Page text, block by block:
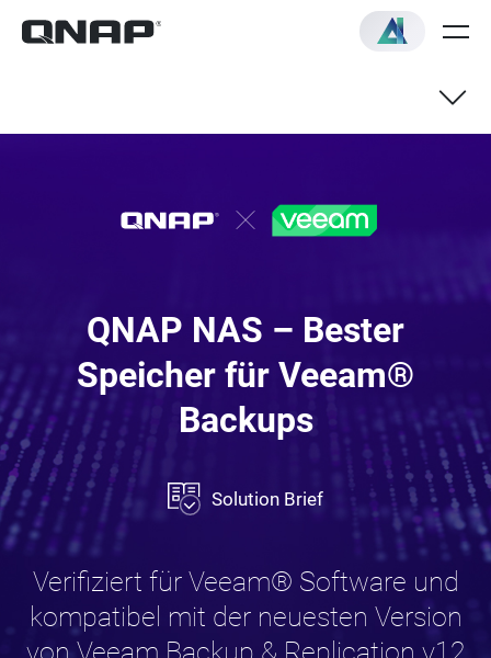
QNAP NAS – Bester
Speicher für Veeam®
Backups
Solution Brief
Verifiziert für Veeam® Software und
kompatibel mit der neuesten Version
von Veeam Backup & Replication v12